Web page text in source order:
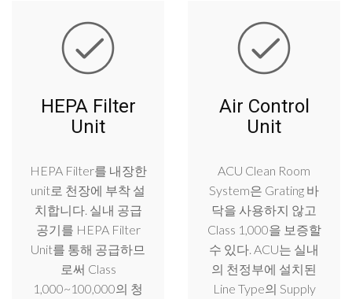
HEPA Filter
Unit
HEPA Filter를 내장한
unit로 천장에 부착 설
치합니다. 실내 공급
공기를 HEPA Filter
Unit를 통해 공급하므
로써 Class
1,000~100,000의 청
Air Control
Unit
ACU Clean Room
System은 Grating 바
닥을 사용하지 않고
Class 1,000을 보증할
수 있다. ACU는 실내
의 천정부에 설치된
Line Type의 Supply